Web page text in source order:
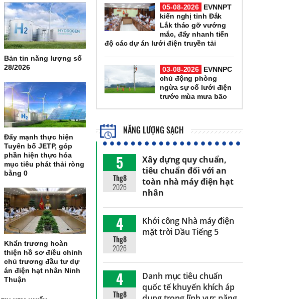
Bản tin năng lượng số
28/2026
Đẩy mạnh thực hiện
Tuyên bố JETP, góp
phần hiện thực hóa
mục tiêu phát thải ròng
bằng 0
Khẩn trương hoàn
thiện hồ sơ điều chỉnh
chủ trương đầu tư dự
án điện hạt nhân Ninh
Thuận
05-08-2026
EVNNPT
kiến nghị tỉnh Đắk
Lắk tháo gỡ vướng
mắc, đẩy nhanh tiến
độ các dự án lưới điện truyền tải
03-08-2026
EVNNPC
chủ động phòng
ngừa sự cố lưới điện
trước mùa mưa bão
NĂNG LƯỢNG SẠCH
5
Thg8
2026
Xây dựng quy chuẩn,
tiêu chuẩn đối với an
toàn nhà máy điện hạt
nhân
4
Thg8
2026
Khởi công Nhà máy điện
mặt trời Dầu Tiếng 5
4
Thg8
Danh mục tiêu chuẩn
quốc tế khuyến khích áp